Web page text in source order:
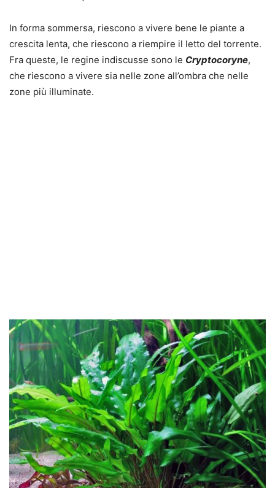
In forma sommersa, riescono a vivere bene le piante a
crescita lenta, che riescono a riempire il letto del torrente.
Fra queste, le regine indiscusse sono le Cryptocoryne,
che riescono a vivere sia nelle zone all’ombra che nelle
zone più illuminate.